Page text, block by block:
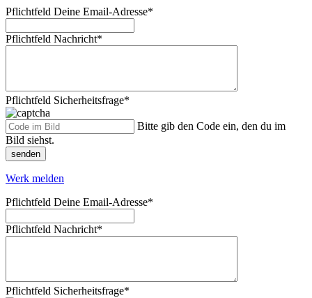
Pflichtfeld Deine Email-Adresse*
Pflichtfeld Nachricht*
Pflichtfeld Sicherheitsfrage*
Bitte gib den Code ein, den du im
Bild siehst.
senden
Werk melden
Pflichtfeld Deine Email-Adresse*
Pflichtfeld Nachricht*
Pflichtfeld Sicherheitsfrage*